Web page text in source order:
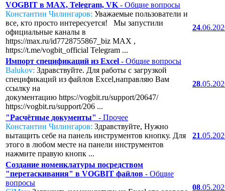
VOGBIT в MAX, Telegram, VK - Общие вопросы
Константин Чилингаров: Уважаемые пользователи и
все, кто просто интересуется! Мы запустили
официальные каналы в
https://max.ru/id7728755867_biz MAX ,
https://t.me/vogbit_official Telegram ...
24
Импорт спецификаций из Excel - Общие вопросы
Balukov: Здравствуйте. Для работы с загрузкой
спецификаций из файлов Excel,направляю Вам
ссылку на
документацию https://vogbit.ru/support/20647/
https://vogbit.ru/support/206 ...
28
"Расчётные документы" - Прочее
Константин Чилингаров: Здравствуйте, Нужно
вытащить себе на панель инструментов кнопку. Для
этого в любом месте на панели инструментов
нажмите правую кнопк ...
21
Создание номенклатуры посредством
"перетаскивания" в VOGBIT файлов - Общие
вопросы
08